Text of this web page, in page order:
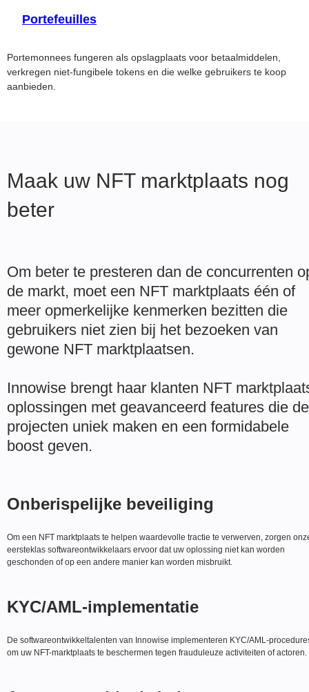
Portefeuilles
Portemonnees fungeren als opslagplaats voor betaalmiddelen,
verkregen niet-fungibele tokens en die welke gebruikers te koop
aanbieden.
Maak uw NFT marktplaats nog
beter
Om beter te presteren dan de concurrenten
de markt, moet een NFT marktplaats één of
meer opmerkelijke kenmerken bezitten die
gebruikers niet zien bij het bezoeken van
gewone NFT marktplaatsen.
Innowise brengt haar klanten NFT
oplossingen met geavanceerd features die de
projecten uniek maken en een formidabele
boost geven.
Onberispelijke beveiliging
Om een NFT marktplaats te helpen waardevolle tractie te verwerven, zorgen
eersteklas softwareontwikkelaars ervoor dat uw oplossing niet kan worden
geschonden of op een andere manier kan worden misbruikt.
KYC/AML-implementatie
De softwareontwikkeltalenten van Innowise implementeren KYC/AML-
om uw NFT-marktplaats te beschermen tegen frauduleuze activiteiten of actoren.